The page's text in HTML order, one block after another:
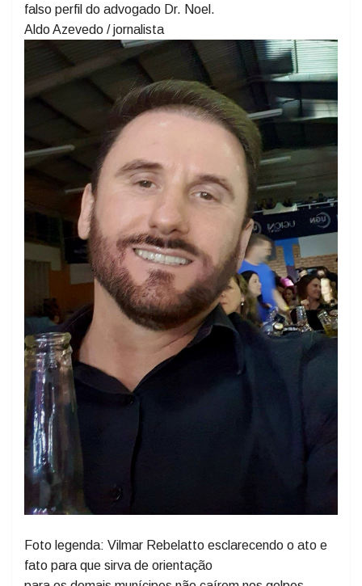
Obs: No site, sonora do cliente do Escritório
Baratieri, sendo Vilmar Rebelatto que torna público o
golpe que tentaram armar para cima dele e usando
falso perfil do advogado Dr. Noel.
Aldo Azevedo / jornalista